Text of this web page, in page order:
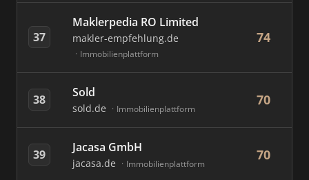
37
Maklerpedia RO Limited
makler-empfehlung.de
Immobilienplattform
74
38 Sold
sold.de Immobilienplattform
70
39 Jacasa GmbH
jacasa.de Immobilienplattform
70